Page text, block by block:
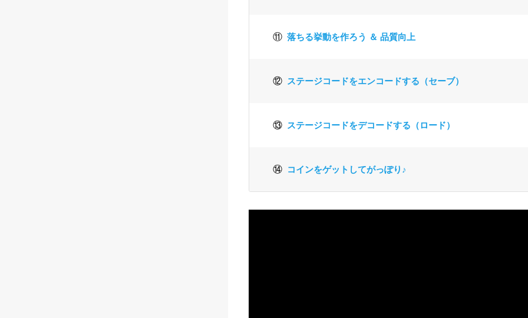
⑪ 落ちる挙動を作ろう ＆ 品質向上
⑫ ステージコードをエンコードする（セーブ）
⑬ ステージコードをデコードする（ロード）
⑭ コインをゲットしてがっぽり♪